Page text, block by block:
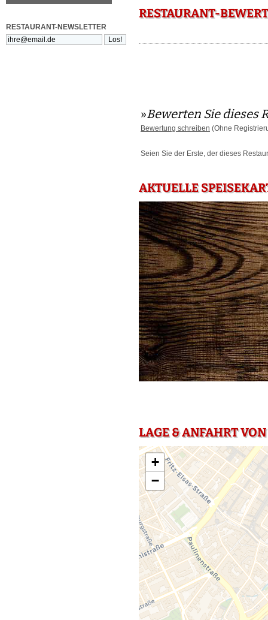
RESTAURANT-NEWSLETTER
RESTAURANT-
»Bewerten Sie dieses
Bewertung schreiben (Ohne
Seien Sie der Erste, der dieses
AKTUELLE
LAGE & ANFAHRT
+
−